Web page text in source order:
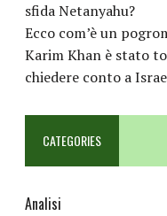
sfida Netanyahu?
Ecco com’è un
Karim Khan è stato
chiedere conto a
CATEGORIES
Analisi